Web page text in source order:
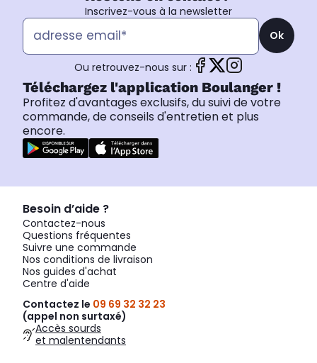
Inscrivez-vous à la newsletter
Ok
Ou retrouvez-nous sur :
Téléchargez l'application Boulanger !
Profitez d'avantages exclusifs, du suivi de votre
commande, de conseils d'entretien et plus
encore.
Besoin d’aide ?
Contactez-nous
Questions fréquentes
Suivre une commande
Nos conditions de livraison
Nos guides d'achat
Centre d'aide
Contactez le 09 69 32 32 23
(appel non surtaxé)
Accès sourds
et malentendants